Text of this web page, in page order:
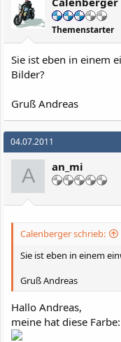
Themenstarter
Sie ist eben in einem
Bilder?
Gruß Andreas
04.07.2011
A an_mi
Calenberger schrieb:
Sie ist eben in einem
Gruß Andreas
Hallo Andreas,
meine hat diese Farbe: